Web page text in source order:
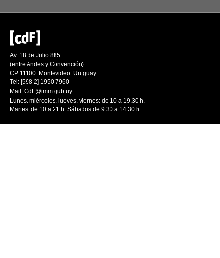
Av. 18 de Julio 885
(entre Andes y Convención)
CP 11100. Montevideo. Uruguay
Tel: [598 2] 1950 7960
Mail: CdF@imm.gub.uy
Lunes, miércoles, jueves, viernes: de 10 a 19.30 h.
Martes: de 10 a 21 h. Sábados de 9.30 a 14.30 h.